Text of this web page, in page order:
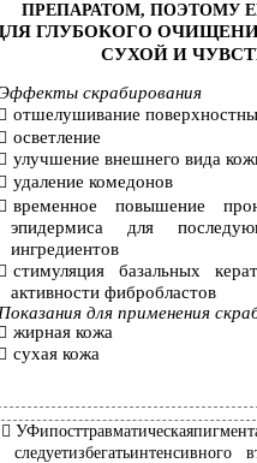
ПРЕПАРАТОМ, ПОЭТОМУ
ГЛУБОКОГО
СУХОЙ И
скрабирования
 отшелушивание
 осветление
 улучшение внешнего вида
 удаление комедонов
 временное повышение
эпидермиса для
ингредиентов
 стимуляция базальных
активности фибробластов
Показания для применения
 жирная кожа
 сухая кожа
